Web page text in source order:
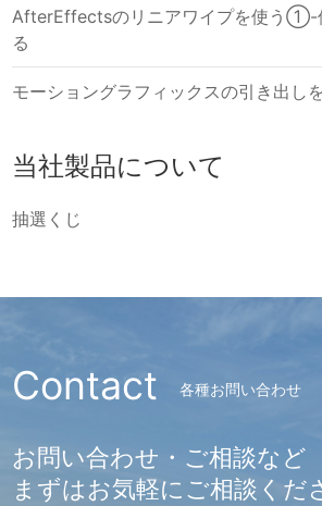
AfterEffectsのリニアワイプを使う①-
る
モーショングラフィックスの引き出し
当社製品について
抽選くじ
Contact 各種お問い合わせ
お問い合わせ・ご相談など
まずはお気軽にご相談くだ